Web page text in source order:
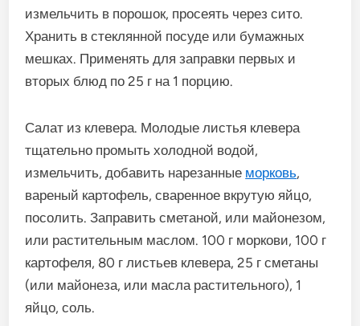
измельчить в порошок, просеять через сито.
Хранить в стеклянной посуде или бумажных
мешках. Применять для заправки первых и
вторых блюд по 25 г на 1 порцию.
Салат из клевера. Молодые листья клевера
тщательно промыть холодной водой,
измельчить, добавить нарезанные морковь,
вареный картофель, сваренное вкрутую яйцо,
посолить. Заправить сметаной, или майонезом,
или растительным маслом. 100 г моркови, 100 г
картофеля, 80 г листьев клевера, 25 г сметаны
(или майонеза, или масла растительного), 1
яйцо, соль.